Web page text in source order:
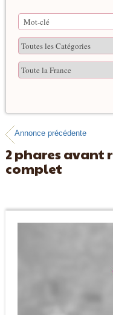
Annonce précédente
2 phares avant
complet